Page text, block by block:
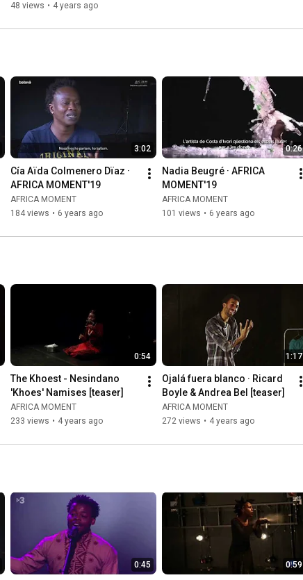
48 views • 4 years ago
3:02
Cía Aïda Colmenero Dïaz ·
AFRICA MOMENT'19
AFRICA MOMENT
184 views • 6 years ago
0:26
Nadia Beugré · AFRICA
MOMENT'19
AFRICA MOMENT
101 views • 6 years ago
0:54
The Khoest - Nesindano
'Khoes' Namises [teaser]
AFRICA MOMENT
233 views • 4 years ago
1:17
Ojalá fuera blanco · Ricard
Boyle & Andrea Bel [teaser]
AFRICA MOMENT
272 views • 4 years ago
0:45 0:59